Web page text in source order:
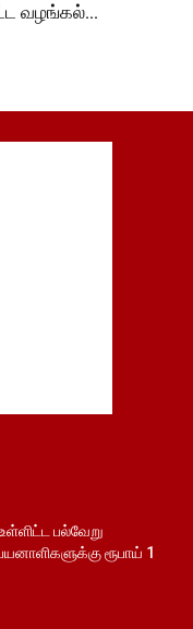
வழங்கல்...
பல்வேறு
ரூபாய் 1